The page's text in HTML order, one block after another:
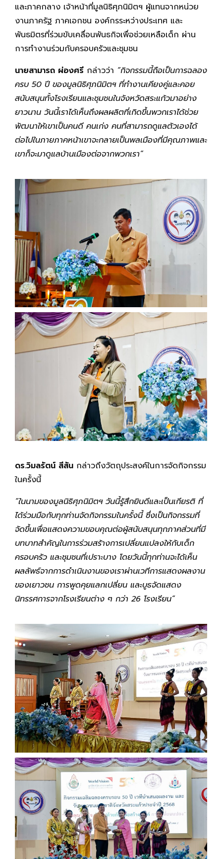
และภาคกลาง เจ้าหน้าที่มูลนิธิศุภนิมิตฯ ผู้แทนจากหน่วย
งานภาครัฐ ภาคเอกชน องค์กรระหว่างประเทศ และ
พันธมิตรที่ร่วมขับเคลื่อนพันธกิจเพื่อช่วยเหลือเด็ก ผ่าน
การทำงานร่วมกับครอบครัวและชุมชน
นายสามารถ ผ่องศรี กล่าวว่า “กิจกรรมนี้ถือเป็นการฉลอง
ครบ 50 ปี ของมูลนิธิศุภนิมิตฯ ที่ทำงานเคียงคู่และคอย
สนับสนุนทั้งโรงเรียนและชุมชนในจังหวัดสระแก้วมาอย่าง
ยาวนาน วันนี้เราได้เห็นถึงผลผลิตที่เกิดขึ้นพวกเราได้ช่วย
พัฒนาให้เขาเป็นคนดี คนเก่ง คนที่สามารถดูแลตัวเองได้
ต่อไปในภายภาคหน้าเขาจะกลายเป็นพลเมืองที่มีคุณภาพและ
เขาก็จะมาดูแลบ้านเมืองต่อจากพวกเรา”
ดร.วิมลรัตน์ สีสัน กล่าวถึงวัตถุประสงค์ในการจัดกิจกรรม
ในครั้งนี้
“ในนามของมูลนิธิศุภนิมิตฯ วันนี้รู้สึกยินดีและเป็นเกียรติ ที่
ได้ร่วมมือกับทุกท่านจัดกิจกรรมในครั้งนี้ ซึ่งเป็นกิจกรรมที่
จัดขึ้นเพื่อแสดงความขอบคุณต่อผู้สนับสนุนทุกภาคส่วนที่มี
บทบาทสำคัญในการร่วมสร้างการเปลี่ยนแปลงให้กับเด็ก
ครอบครัว และชุมชนที่เปราะบาง โดยวันนี้ทุกท่านจะได้เห็น
ผลลัพธ์จากการดำเนินงานของเราผ่านเวทีการแสดงผลงาน
ของเยาวชน การพูดคุยแลกเปลี่ยน และบูธจัดแสดง
นิทรรศการจากโรงเรียนต่าง ๆ กว่า 26 โรงเรียน”